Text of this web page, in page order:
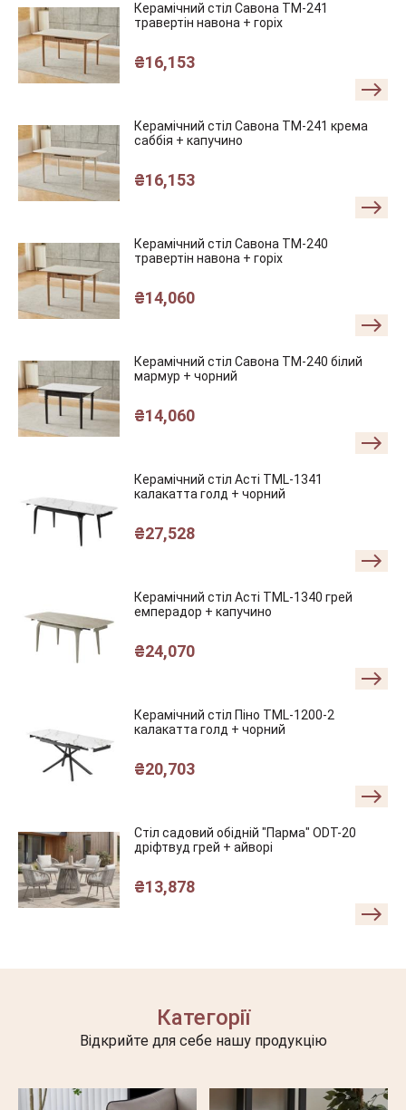
Керамічний стіл Савона TM-241
травертін навона + горіх
₴16,153
Керамічний стіл Савона TM-241 крема
саббія + капучино
₴16,153
Керамічний стіл Савона TM-240
травертін навона + горіх
₴14,060
Керамічний стіл Савона TM-240 білий
мармур + чорний
₴14,060
Керамічний стіл Асті TML-1341
калакатта голд + чорний
₴27,528
Керамічний стіл Асті TML-1340 грей
емперадор + капучино
₴24,070
Керамічний стіл Піно TML-1200-2
калакатта голд + чорний
₴20,703
Стіл садовий обідній "Парма" ODT-20
дріфтвуд грей + айворі
₴13,878
Категорії
Відкрийте для себе нашу продукцію